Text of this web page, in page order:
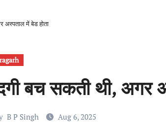
अस्पताल में बेड होता
बच सकती थी, अगर
B P Singh Aug 6, 2025